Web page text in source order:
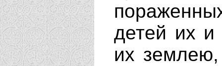
детей их и
их